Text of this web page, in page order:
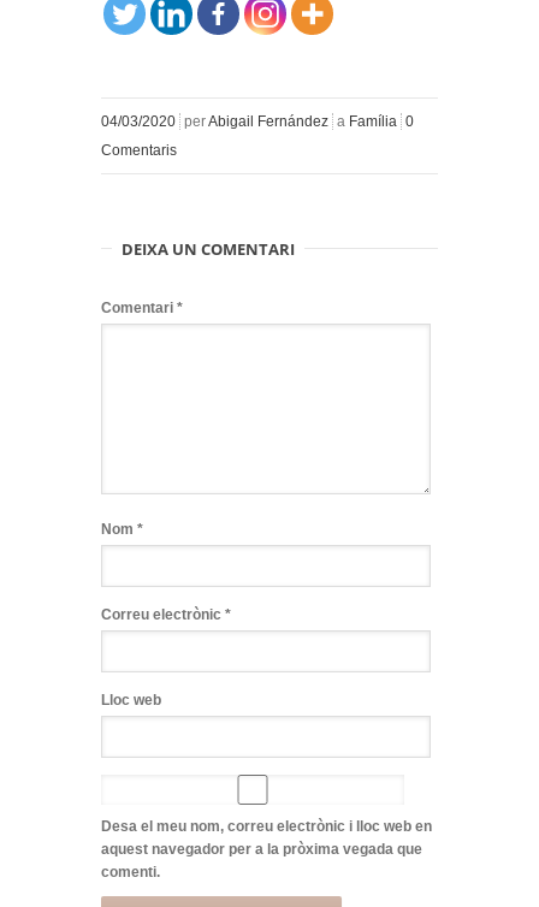
04/03/2020 perAbigail Fernández a Família 0
Comentaris
DEIXA UN COMENTARI
Comentari *
Nom *
Correu electrònic *
Lloc web
Desa el meu nom, correu electrònic i lloc web en
aquest navegador per a la pròxima vegada que
comenti.